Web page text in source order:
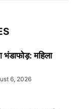
भंडाफोड़: महिला
6, 2026